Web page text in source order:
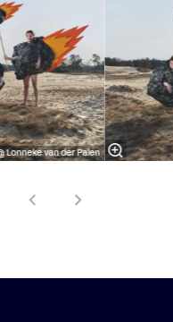
Lonneke van der Palen